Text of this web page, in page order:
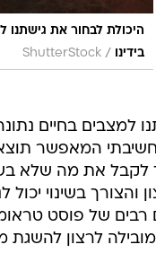
היכולת לבחור את גישתנו
בידינו
/
ShutterStock
המאפשר
לקבל את מה שלא
בשינוי יכול
רבים של פוסט
לרצון להשגת